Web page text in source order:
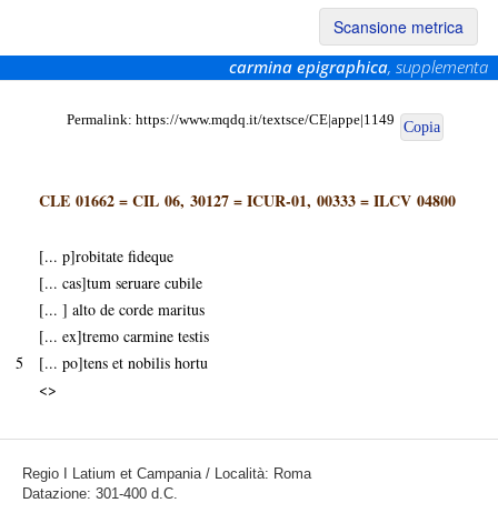
Scansione metrica
carmina epigraphica, supplementa
Permalink: https://www.mqdq.it/textsce/CE|appe|1149 Copia
CLE 01662=CIL 06, 30127=ICUR-01, 00333=ILCV 04800
[... p]robitate fideque
[... cas]tum seruare cubile
[... ] alto de corde maritus
[... ex]tremo carmine testis
5
[... po]tens et nobilis hortu
<>
Regio I Latium et Campania / Località: Roma
Datazione: 301-400 d.C.